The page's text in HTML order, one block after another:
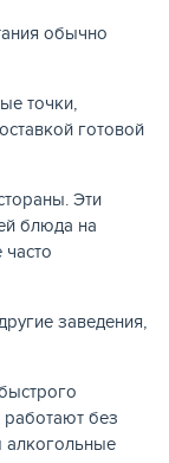
обычно
точки,
готовой
Эти
блюда на
заведения,
работают без
алкогольные